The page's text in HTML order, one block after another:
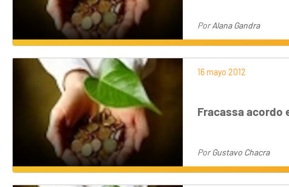
PorAlana Gandra
16 mayo 2012
Fracassa acordo
PorGustavo Chacra